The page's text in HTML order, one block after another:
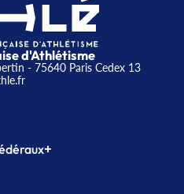
d'Athlétisme
- 75640 Paris Cedex 13
+